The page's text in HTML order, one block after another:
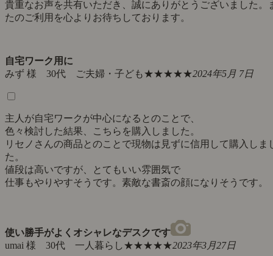
貴重なお声を共有いただき、誠にありがとうございました。
たのご利用を心よりお待ちしております。
自宅ワーク用に
みず 様 30代 ご夫婦・子ども★★★★★2024年5月 7日
主人が自宅ワークが中心になるとのことで、
色々検討した結果、こちらを購入しました。
リセノさんの商品とのことで現物は見ずに信用して購入しま
た。
値段は高いですが、とてもいい雰囲気で
仕事もやりやすそうです。素敵な書斎の顔になりそうです。
使い勝手がよくオシャレなデスクです
umai 様 30代 一人暮らし★★★★★2023年3月27日